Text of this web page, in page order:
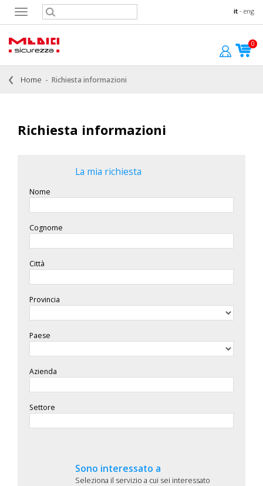
it - eng
Toggle
navigation
0
Home Richiesta informazioni
Richiesta informazioni
La mia richiesta
Nome
Cognome
Città
Provincia
Paese
Azienda
Settore
Sono interessato a
Seleziona il servizio a cui sei interessato